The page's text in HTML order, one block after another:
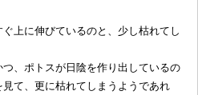
上に伸びているのと、少し枯れてし
、ポトスが日陰を作り出しているの
て、更に枯れてしまうようであれ